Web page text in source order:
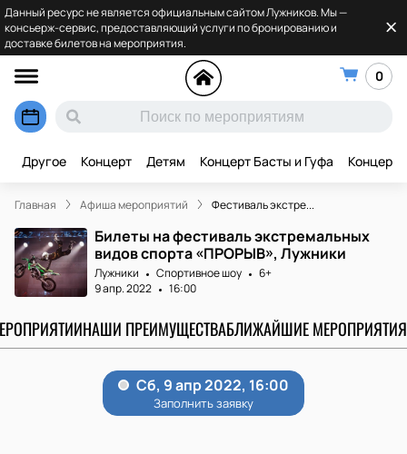
Данный ресурс не является официальным сайтом Лужников. Мы —
консьерж-сервис, предоставляющий услуги по бронированию и
доставке билетов на мероприятия.
0
Другое Концерт Детям Концерт Басты и Гуфа Концерт
Главная Афиша мероприятий Фестиваль экстре...
Билеты на фестиваль экстремальных
видов спорта «ПРОРЫВ», Лужники
Лужники Спортивное шоу
6+
9 апр. 2022
16:00
НАШИ ПРЕИМУЩЕСТВАБЛИЖАЙШИЕ МЕРОПРИЯТИЯ